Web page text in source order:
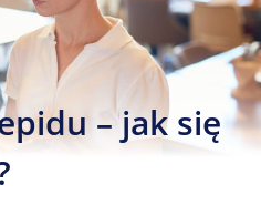
– jak się